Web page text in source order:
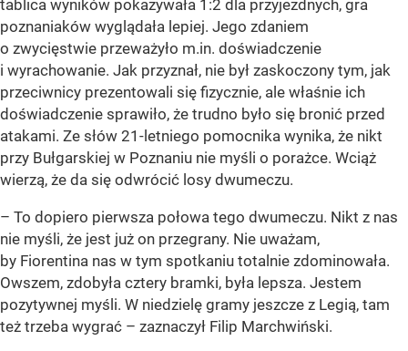
tablica wyników pokazywała 1:2 dla przyjezdnych, gra
poznaniaków wyglądała lepiej. Jego zdaniem
o zwycięstwie przeważyło m.in. doświadczenie
i wyrachowanie. Jak przyznał, nie był zaskoczony tym, jak
przeciwnicy prezentowali się fizycznie, ale właśnie ich
doświadczenie sprawiło, że trudno było się bronić przed
atakami. Ze słów 21-letniego pomocnika wynika, że nikt
przy Bułgarskiej w Poznaniu nie myśli o porażce. Wciąż
wierzą, że da się odwrócić losy dwumeczu.
– To dopiero pierwsza połowa tego dwumeczu. Nikt z nas
nie myśli, że jest już on przegrany. Nie uważam,
by Fiorentina nas w tym spotkaniu totalnie zdominowała.
Owszem, zdobyła cztery bramki, była lepsza. Jestem
pozytywnej myśli. W niedzielę gramy jeszcze z Legią, tam
też trzeba wygrać – zaznaczył Filip Marchwiński.